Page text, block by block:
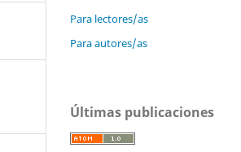
Para lectores/as
Para autores/as
Últimas publicaciones